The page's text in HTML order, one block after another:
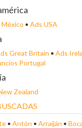
• Ads USA
Great Britain • Ads
Portugal
Zealand
• Antón • Arraiján •